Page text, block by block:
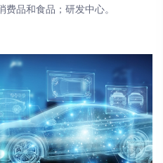
品和食品；研发中心。